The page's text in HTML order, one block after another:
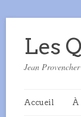
Les
Jean Provencher
Accueil À